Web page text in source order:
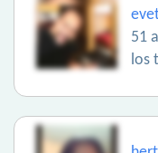
51
los